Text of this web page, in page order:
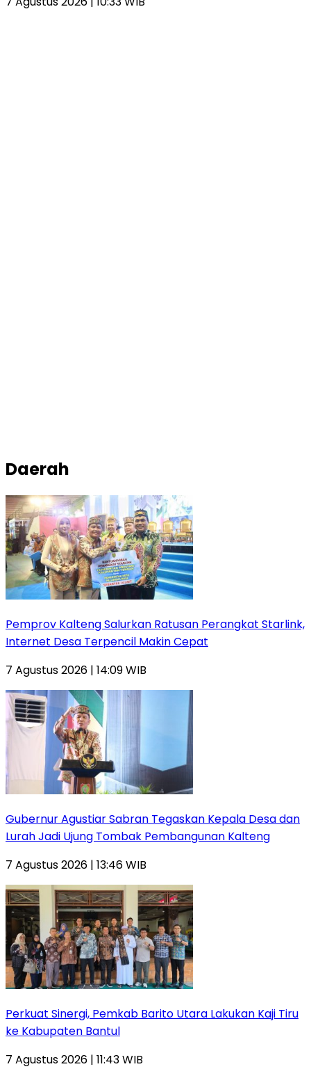
Daerah
Pemprov Kalteng Salurkan Ratusan Perangkat Starlink,
Internet Desa Terpencil Makin Cepat
7 Agustus 2026 | 14:09 WIB
Gubernur Agustiar Sabran Tegaskan Kepala Desa dan
Lurah Jadi Ujung Tombak Pembangunan Kalteng
7 Agustus 2026 | 13:46 WIB
Perkuat Sinergi, Pemkab Barito Utara Lakukan Kaji Tiru
ke Kabupaten Bantul
7 Agustus 2026 | 11:43 WIB